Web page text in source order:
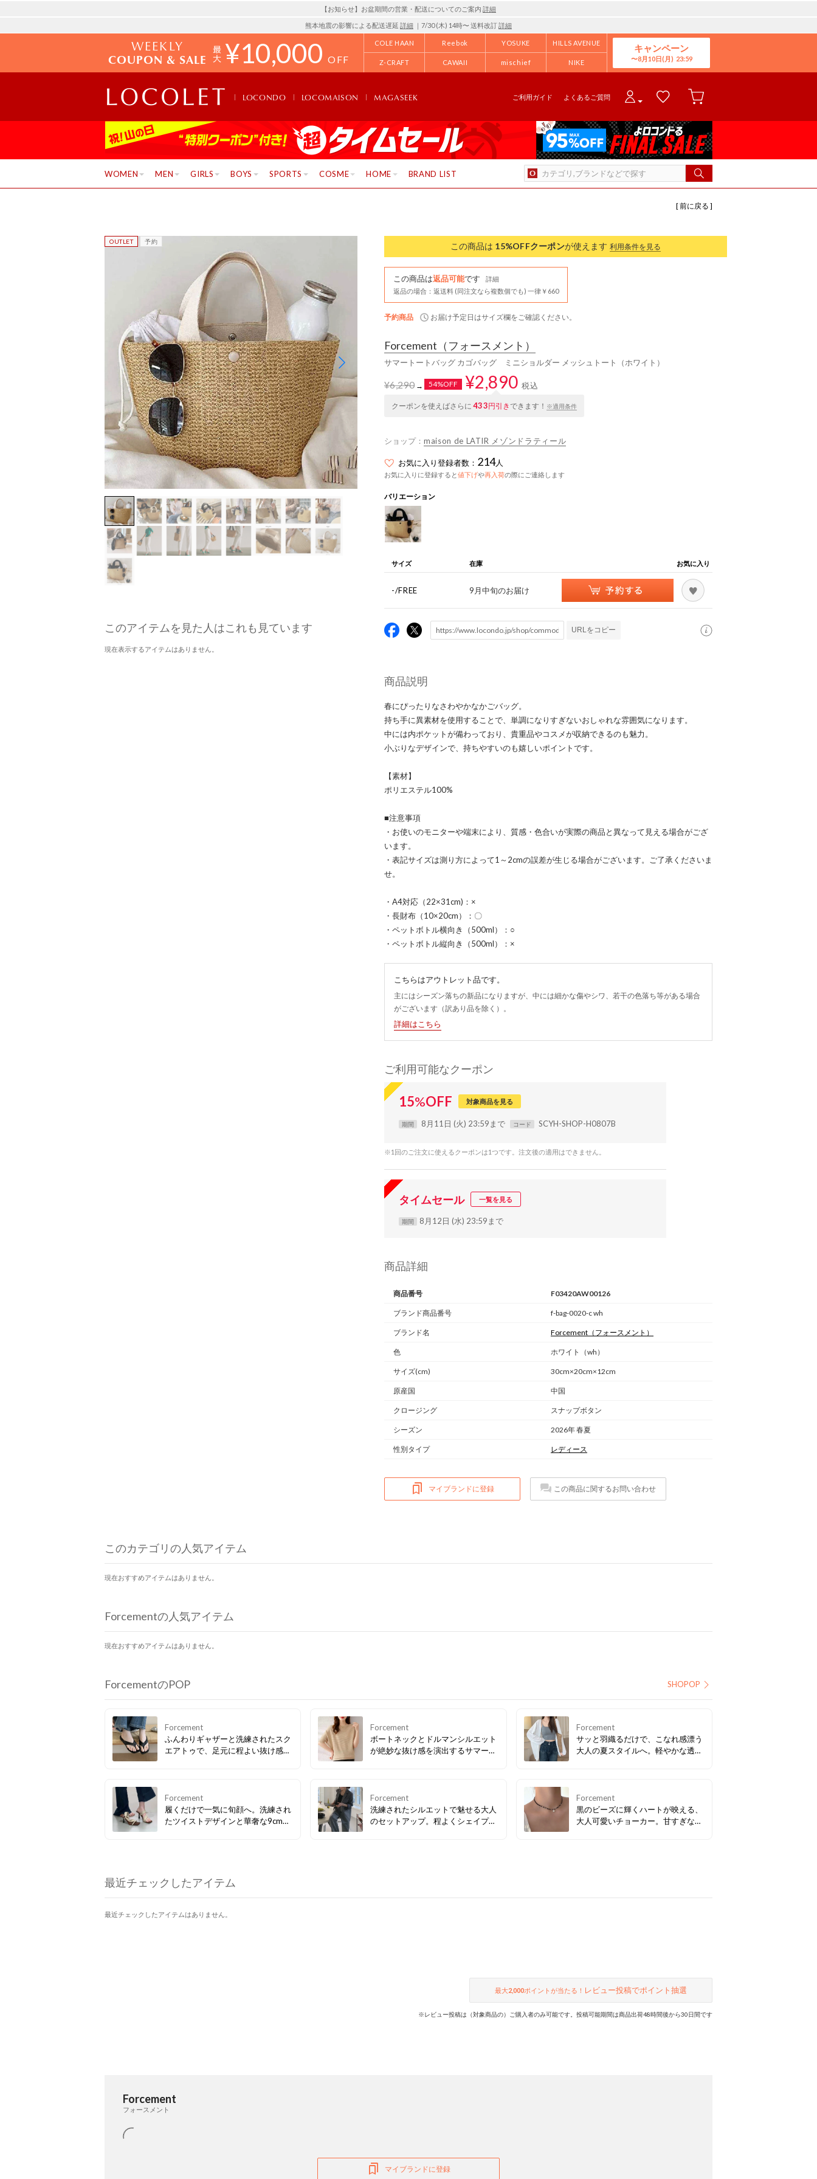
【お知らせ】お盆期間の営業・配送についてのご案内 詳細
熊本地震の影響による配送遅延 詳細 ｜7/30 (木) 14時〜 送料改訂詳細
WEEKLY
COUPON & SALE ¥10,000 OFF
COLE HAAN Reebok YOSUKE HILLS AVENUE
Z-CRAFT CAWAII mischief NIKE
キャンペーン
8月10日(月)
LOCONDO LOCOMAISON MAGASEEK ご利用ガイド よくあるご質問
WOMEN MEN GIRLS BOYS SPORTS COSME HOME BRAND LIST
[ 前に戻る ]
このアイテムを見た人はこれも見ています
現在表示するアイテムはありません。
この商品は 15%OFFクーポンが使えます 利用条件を見る
この商品は返品可能です
詳細
返品の場合：返送料 (同注文なら複数個でも) 一律￥660
予約商品 お届け予定日はサイズ欄をご確認ください。
Forcement （フォースメント）
サマートートバッグ カゴバッグ ミニショルダー メッシュトート（ホワイト）
¥6,290→ 54%OFF ¥2,890 税込
クーポンを使えばさらに 433円引きできます！ ※適用条件
ショップ： maison de LATIR メゾンドラティール
お気に入り登録者数： 214人
お気に入りに登録すると値下げや再入荷の際にご連絡します
バリエーション
サイズ 在庫 お気に入り
-/FREE 9月中旬のお届け
URLをコピー
商品説明
春にぴったりなさわやかなかごバッグ。
持ち手に異素材を使用することで、単調になりすぎないおしゃれな雰囲気になります。
中には内ポケットが備わっており、貴重品やコスメが収納できるのも魅力。
小ぶりなデザインで、持ちやすいのも嬉しいポイントです。
【素材】
ポリエステル100%
■注意事項
・お使いのモニターや端末により、質感・色合いが実際の商品と異なって見える場合がござ
います。
・表記サイズは測り方によって1～2cmの誤差が生じる場合がございます。ご了承くださいま
せ。
・A4対応（22×31cm)：×
・長財布（10×20cm）：〇
・ペットボトル横向き（500ml）：○
・ペットボトル縦向き（500ml）：×
こちらはアウトレット品です。
主にはシーズン落ちの新品になりますが、中には細かな傷やシワ、若干の色落ち等がある場合
がございます（訳あり品を除く）。
詳細はこちら
ご利用可能なクーポン
15%OFF 対象商品を見る
期間 8月11日 (火) 23:59まで コード SCYH-SHOP-H0807B
※1回のご注文に使えるクーポンは1つです。注文後の適用はできません。
タイムセール 一覧を見る
期間 8月12日 (水) 23:59まで
商品詳細
商品番号 F03420AW00126
ブランド商品番号 f-bag-0020-c wh
ブランド名 Forcement （フォースメント）
色 ホワイト（wh）
サイズ(cm) 30cm×20cm×12cm
原産国 中国
クロージング スナップボタン
シーズン 2026年 春夏
性別タイプ レディース
マイブランドに登録 この商品に関するお問い合わせ
このカテゴリの人気アイテム
現在おすすめアイテムはありません。
Forcementの人気アイテム
現在おすすめアイテムはありません。
ForcementのPOP SHOPOP
Forcement
ふんわりギャザーと洗練されたスク
エアトゥで、足元に程よい抜け感
アルになりすぎず、上品に決まる大
人のトングサンダルです。
Forcement
ボートネックとドルマンシルエット
が絶妙な抜け感を演出するサマーニ
す。 どんなボトムスにも合わせやす
く、デイリーに大活躍！やわらか素
材で着心地も抜群です。
Forcement
サッと羽織るだけで、こなれ感漂う
大人の夏スタイルへ。軽やかな透け
ガンです！キャミソールやTシャツ
に合わせて、涼しげで上品な抜け感
のあるトレンドコーデを楽しんで。
Forcement
履くだけで一気に旬顔へ。洗練され
たツイストデザインと華奢な9cmヒ
しく格上げします。
Forcement
洗練されたシルエットで魅せる大人
のセットアップ。程よくシェイプさ
Forcement
黒のビーズに輝くハートが映える、
大人可愛いチョーカー。甘すぎない
最近チェックしたアイテム
最近チェックしたアイテムはありません。
最大2,000ポイントが当たる！ レビュー投稿でポイント抽選
※レビュー投稿は（対象商品の）ご購入者のみ可能です。投稿可能期間は商品出荷48時間後から30日間です
Forcement
フォースメント
マイブランドに登録